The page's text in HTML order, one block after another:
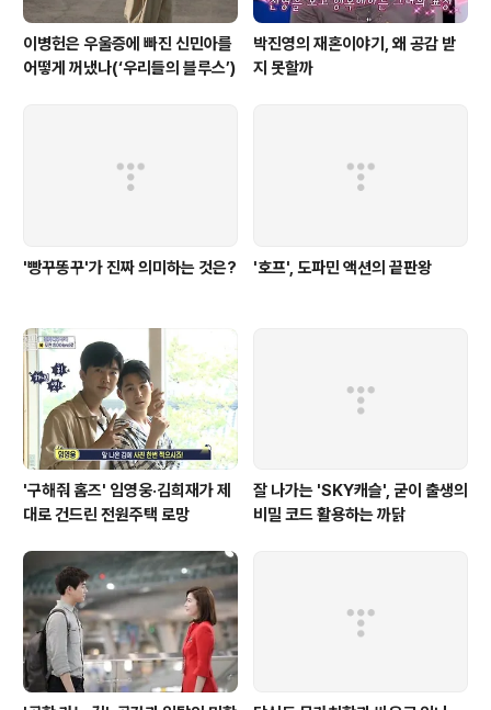
이병헌은 우울증에 빠진 신민아를
어떻게 꺼냈나(‘우리들의 블루스’)
박진영의 재혼이야기, 왜 공감 받
지 못할까
'빵꾸똥꾸'가 진짜 의미하는 것은? '호프', 도파민 액션의 끝판왕
'구해줘 홈즈' 임영웅·김희재가 제
대로 건드린 전원주택 로망
잘 나가는 'SKY캐슬', 굳이 출생의
비밀 코드 활용하는 까닭